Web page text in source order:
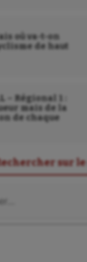
où va-t-on
de haut
– Régional 1 :
mais de la
de chaque
sur